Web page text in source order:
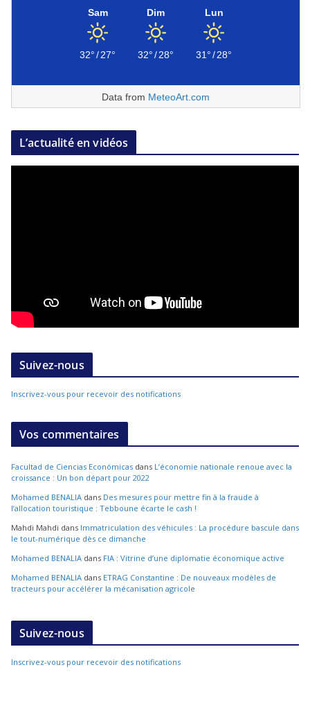
Sam
32°/27°
Dim
32°/28°
Lun
31°/28°
Data from MeteoArt.com
L’actualité en vidéos
Suivez-nous
Inscrivez-vous pour recevoir des notifications
Vos commentaires
Facultad de Ciencias Económicas dans L’économie nationale renoue avec la
croissance : Un bon départ pour 2022
Mohamed BENALIA dans Des mesures pour mettre fin à la fraude à
l’allocation touristique : Tebboune écarte le cash !
Mahdi Mahdi dans Immatriculation des véhicules : La procédure bascule dans
le tout-numérique dès ce dimanche
Mohamed BENALIA dans FIA : Vitrine d’une diplomatie économique active
Mohamed BENALIA dans ETRAG Constantine : De nouveaux modèles de
tracteurs pour accélérer la mécanisation agricole
Suivez-nous
Inscrivez-vous pour recevoir des notifications